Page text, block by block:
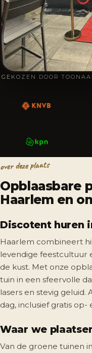
GEKOZEN DOOR
over deze plaats
Opblaasbare
Haarlem en
Discotent huren
Haarlem combineert
levendige feestcultuur
de kust. Met onze
tuin in een sfeervolle
lasers en stevig geluid.
dag, inclusief gratis op-
Waar we
Van de groene tuinen